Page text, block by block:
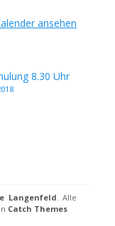
ansehen
8.30 Uhr
Langenfeld . Alle
Catch Themes